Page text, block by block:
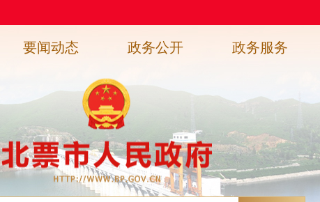
要闻动态 政务公开 政务服务